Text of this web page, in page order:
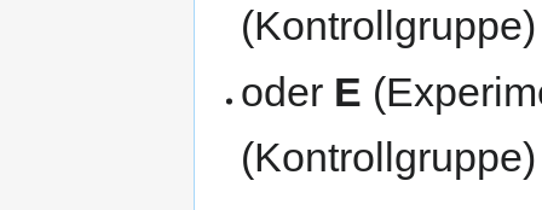
(Kontrollgruppe)
oder E
(Kontrollgruppe)